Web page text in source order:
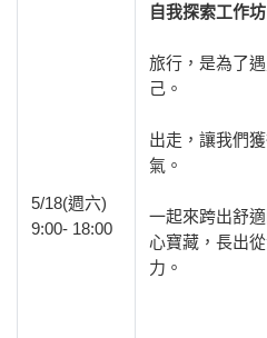
5/18(週六)
9:00- 18:00
自我探索工作坊
旅行，是為了
己。
出走，讓我們
氣。
一起來跨出舒
心寶藏，長出
力。